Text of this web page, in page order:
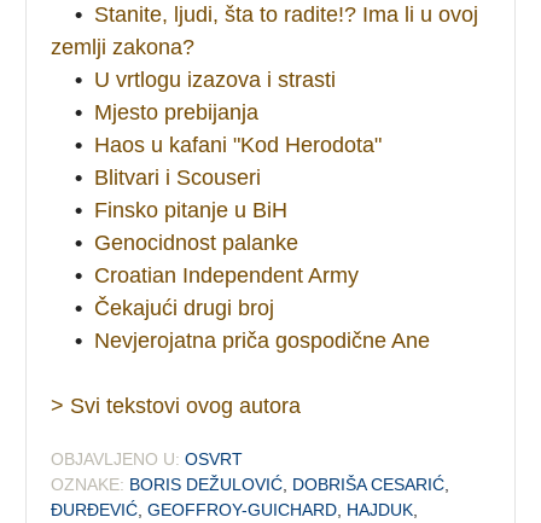
• Stanite, ljudi, šta to radite!? Ima li u ovoj
zemlji zakona?
• U vrtlogu izazova i strasti
• Mjesto prebijanja
• Haos u kafani "Kod Herodota"
• Blitvari i Scouseri
• Finsko pitanje u BiH
• Genocidnost palanke
• Croatian Independent Army
• Čekajući drugi broj
• Nevjerojatna priča gospodične Ane
> Svi tekstovi ovog autora
OBJAVLJENO U: OSVRT
OZNAKE: BORIS DEŽULOVIĆ DOBRIŠA CESARIĆ
ĐURĐEVIĆ ,GEOFFROY-GUICHARD HAJDUK